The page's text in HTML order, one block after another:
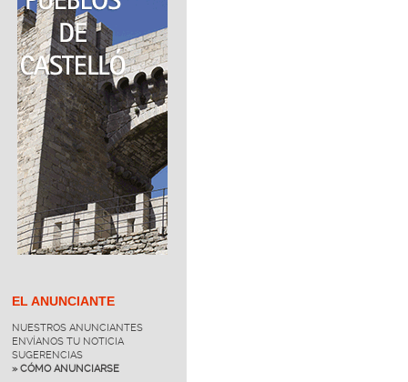
EL ANUNCIANTE
NUESTROS ANUNCIANTES
ENVÍANOS TU NOTICIA
SUGERENCIAS
» CÓMO ANUNCIARSE